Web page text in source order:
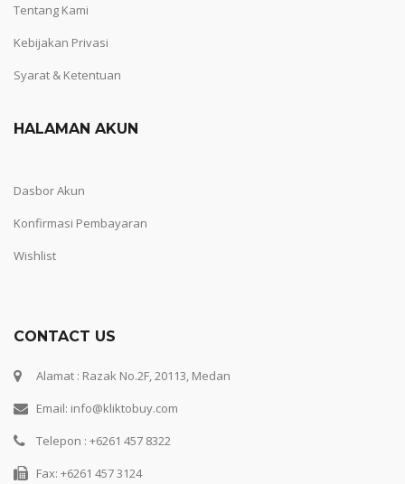
Tentang Kami
Kebijakan Privasi
Syarat & Ketentuan
HALAMAN AKUN
Dasbor Akun
Konfirmasi Pembayaran
Wishlist
CONTACT US
Alamat : Razak No.2F, 20113, Medan
Email: info@kliktobuy.com
Telepon : +6261 457 8322
Fax: +6261 457 3124